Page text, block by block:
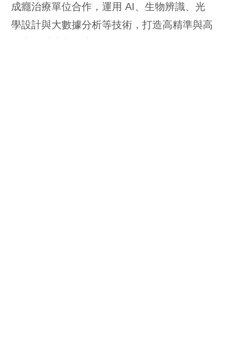
成癮治療單位合作，運用 AI、生物辨識、光
學設計與大數據分析等技術，打造高精準與高